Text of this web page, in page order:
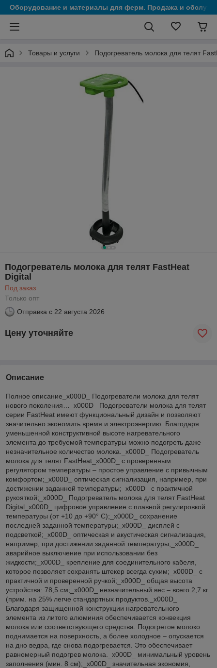
Оборудование и материалы для ферм. Продажа и
Товары и услуги Подогреватель молока для телят
Подогреватель молока для телят FastHeat
Digital
Под заказ
Только опт
Отправка с 22 августа 2026
Цену уточняйте
Описание
Полное описание_x000D_ Подогреватели молока для телят
нового поколения…_x000D_ Подогреватели молока для телят
серии FastHeat имеют функциональный дизайн и позволяют
значительно экономить время и электроэнергию. Благодаря
уменьшенной конструктивной высоте нагревательного
элемента до требуемой температуры можно подогреть даже
незначительное количество молока._x000D_ Подогреватель
молока для телят FastHeat_x000D_ с проверенным
регулятором температуры – простое управление с привычным
комфортом;_x000D_ оптическая сигнализация, например, при
достижении заданной температуры;_x000D_ с практичной
рукояткой;_x000D_ Подогреватель молока для телят FastHeat
Digital_x000D_ цифровое управление с плавной регулировкой
температуры (от +10 до +90° C);_x000D_ сохранение
последней заданной температуры;_x000D_ дисплей с
подсветкой;_x000D_ оптическая и акустическая сигнализация,
например, при достижении заданной температуры;_x000D_
аварийное выключение при использовании без
жидкости;_x000D_ крепление для соединительного кабеля,
которое позволяет сохранять штекер всегда сухим;_x000D_ с
практичной и проверенной ручкой;_x000D_ общая высота
устройства: 78,5 см;_x000D_ незначительный вес – всего 2,7 кг
(прим. на 25% легче стандартных продуктов._x000D_
Благодаря защищенной конструкции нагревательного
элемента из литого алюминия обеспечивается конвекция
молока или соответствующего средства. Подогретое молоко
поднимается на поверхность, а более холодное – опускается
на дно ведра, где снова подогревается. Это обеспечивает
равномерный подогрев молока._x000D_ минимальный уровень
заполнения (мин. 8 см);_x000D_ значительная экономия,